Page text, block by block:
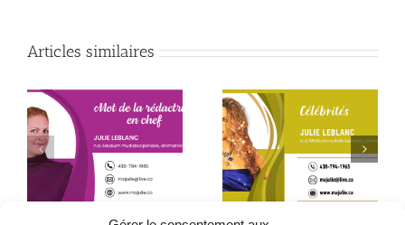
Articles similaires
Début de la quatrième
année
Le père que mon âme
a choisi – 2ᵉ partie